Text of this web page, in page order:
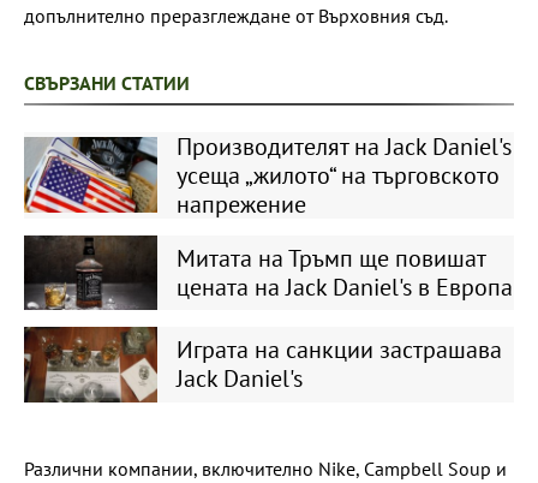
допълнително преразглеждане от Върховния съд.
СВЪРЗАНИ СТАТИИ
Производителят на Jack Daniel's
усеща „жилото“ на търговското
напрежение
Митата на Тръмп ще повишат
цената на Jack Daniel's в Европа
Играта на санкции застрашава
Jack Daniel's
Различни компании, включително Nike, Campbell Soup и